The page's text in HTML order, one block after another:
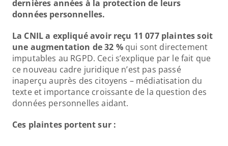
dernières années à la protection de leurs
données personnelles.
La CNIL a expliqué avoir reçu 11 077 plaintes soit
une augmentation de 32 % qui sont directement
imputables au RGPD. Ceci s’explique par le fait que
ce nouveau cadre juridique n’est pas passé
inaperçu auprès des citoyens – médiatisation du
texte et importance croissante de la question des
données personnelles aidant.
Ces plaintes portent sur :